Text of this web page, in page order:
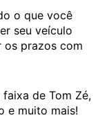
o que você
seu veículo
os prazos com
faixa de Tom Zé,
e muito mais!